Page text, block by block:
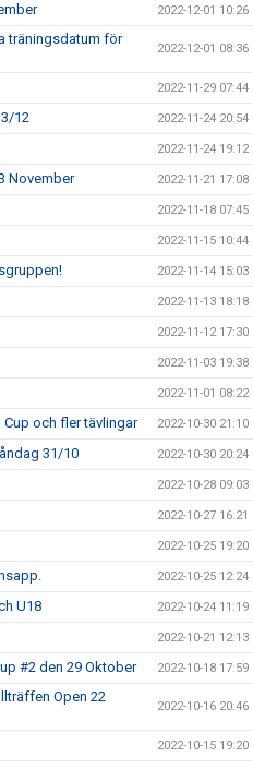
2022-12-01 10:26
träningsdatum för
2022-12-01 08:36
2022-11-29 07:44
12 2022-11-24 20:54
2022-11-24 19:12
November 2022-11-21 17:08
2022-11-18 07:45
2022-11-15 10:44
2022-11-14 15:03
2022-11-13 18:18
2022-11-12 17:30
2022-11-03 19:38
2022-11-01 08:22
Cup och fler tävlingar 2022-10-30 21:10
31/10 2022-10-30 20:24
2022-10-28 09:03
2022-10-27 16:21
2022-10-25 19:20
2022-10-25 12:24
U18 2022-10-24 11:19
2022-10-21 12:13
#2 den 29 Oktober 2022-10-18 17:59
Open 22
2022-10-16 20:46
2022-10-15 19:20